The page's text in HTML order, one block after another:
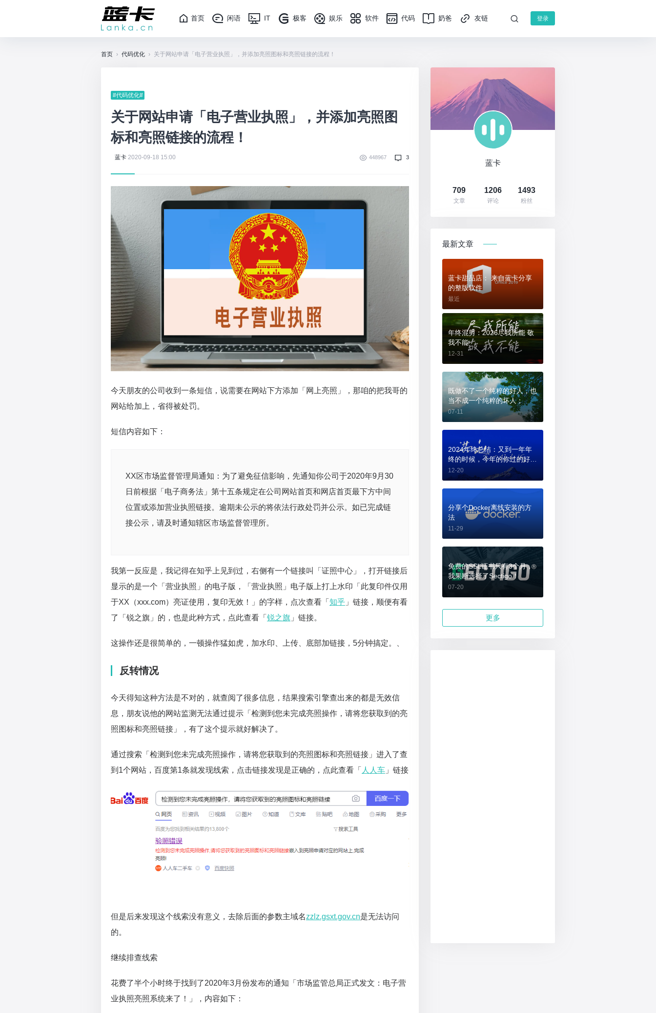
首页 闲语 IT 极客 娱乐 软件 代码 奶爸 友链 登录
首页 › 代码优化 › 关于网站申请「电子营业执照」，并添加亮照图标和亮照链接的流程！
#代码优化#
关于网站申请「电子营业执照」，并添加亮照图
标和亮照链接的流程！
蓝卡 2020-09-18 15:00 448967 3
今天朋友的公司收到一条短信，说需要在网站下方添加「网上亮照」，那咱的把我哥的
网站给加上，省得被处罚。
短信内容如下：
XX区市场监督管理局通知：为了避免征信影响，先通知你公司于2020年9月30
日前根据「电子商务法」第十五条规定在公司网站首页和网店首页最下方中间
位置或添加营业执照链接。逾期未公示的将依法行政处罚并公示。如已完成链
接公示，请及时通知辖区市场监督管理所。
我第一反应是，我记得在知乎上见到过，右侧有一个链接叫「证照中心」，打开链接后
显示的是一个「营业执照」的电子版，「营业执照」电子版上打上水印「此复印件仅用
于XX（xxx.com）亮证使用，复印无效！」的字样，点次查看「 知乎 」链接，顺便有看
了「锐之旗」的，也是此种方式，点此查看「 锐之旗 」链接。
这操作还是很简单的，一顿操作猛如虎，加水印、上传、底部加链接，5分钟搞定。、
反转情况
今天得知这种方法是不对的，就查阅了很多信息，结果搜索引擎查出来的都是无效信
息，朋友说他的网站监测无法通过提示「检测到您未完成亮照操作，请将您获取到的亮
照图标和亮照链接」，有了这个提示就好解决了。
通过搜索「检测到您未完成亮照操作，请将您获取到的亮照图标和亮照链接」进入了查
到1个网站，百度第1条就发现线索，点击链接发现是正确的，点此查看「 人人车 」链接
但是后来发现这个线索没有意义，去除后面的参数主域名zzlz.gsxt.gov.cn是无法访问
的。
继续排查线索
花费了半个小时终于找到了2020年3月份发布的通知「市场监管总局正式发文：电子营
业执照亮照系统来了！」，内容如下：
蓝卡
709
文章
1206
评论
1493
粉丝
最新文章
蓝卡甜品店： 来自蓝卡分享
的整版软件
最近
年终混剪：2026尽我所能 敬
我不能
12-31
既做不了一个纯粹的好人，也
当不成一个纯粹的坏人；
07-11
2024年终总结：又到一年年
终的时候，今年的你过的好
吗？
12-20
分享个Docker离线安装的方
法
11-29
免费的SSL证书只有3个月，
我果断选择了Sectigo！
07-20
更多